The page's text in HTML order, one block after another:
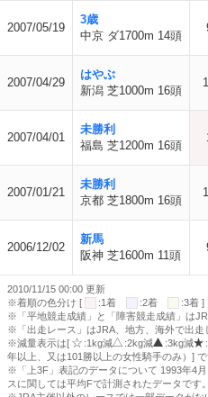
2007/05/19
3歳
中京 ダ1700m 14頭
2007/04/29
はやぶ
新潟 芝1000m 16頭
2007/04/01
未勝利
福島 芝1200m 16頭
2007/01/21
未勝利
京都 芝1800m 16頭
2006/12/02
新馬
阪神 芝1600m 11頭
2010/11/15 00:00 更新
※着順の色分け [
:1着 :2着
:3着 ]
※「平地競走成績」と「障害競走成績」は
※「出走レース」はJRA、地方、海外で出走
※減量表示は[
:1kg減 :2kg減 :3kg減
年以上、又は101勝以上の女性騎手のみ）] で
※「上3F」表記のデータについて 1993年4
スに関しては平均Fで計測されたデータです。